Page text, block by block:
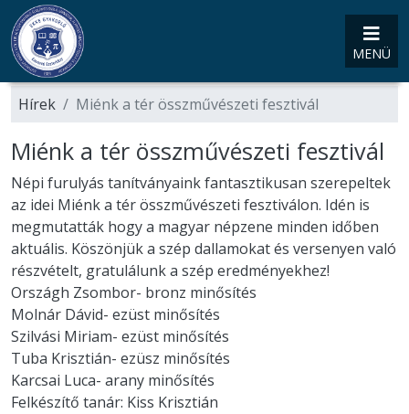
MENÜ
Hírek Miénk a tér összművészeti fesztivál
Miénk a tér összművészeti fesztivál
Népi furulyás tanítványaink fantasztikusan szerepeltek
az idei Miénk a tér összművészeti fesztiválon. Idén is
megmutatták hogy a magyar népzene minden időben
aktuális. Köszönjük a szép dallamokat és versenyen való
részvételt, gratulálunk a szép eredményekhez!
Országh Zsombor- bronz minősítés
Molnár Dávid- ezüst minősítés
Szilvási Miriam- ezüst minősítés
Tuba Krisztián- ezüsz minősítés
Karcsai Luca- arany minősítés
Felkészítő tanár: Kiss Krisztián